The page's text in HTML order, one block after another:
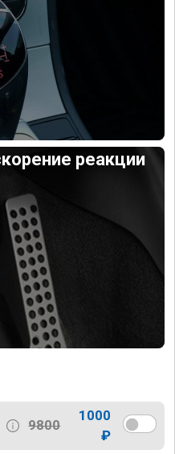
реакции
9800
1000
₽